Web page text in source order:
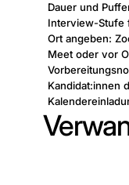
Dauer und
Interview-Stufe
Ort angeben:
Meet oder vor
Kandidat:innen